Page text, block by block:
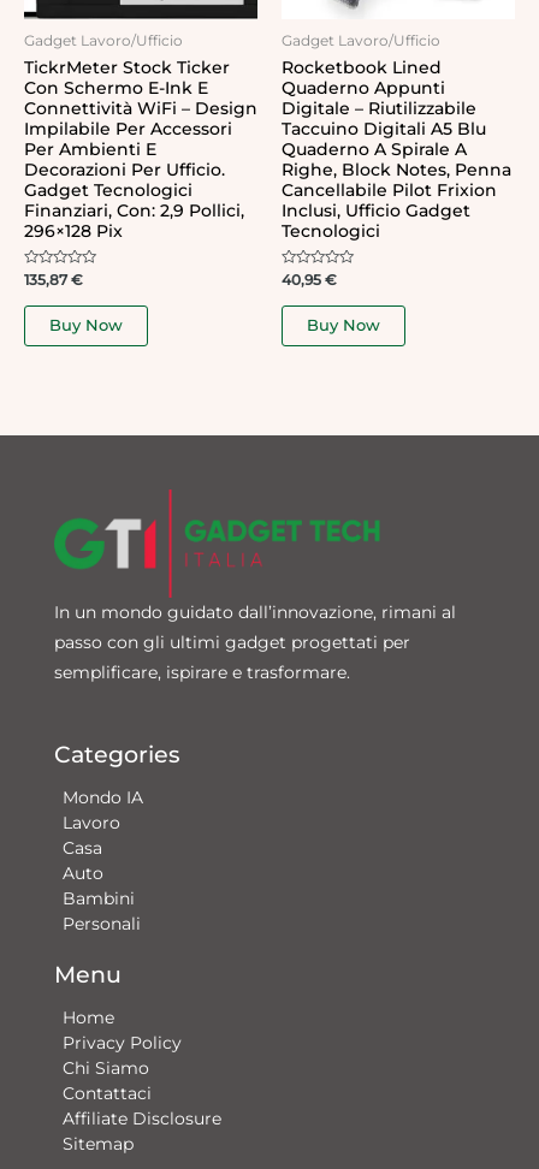
Gadget Lavoro/Ufficio
TickrMeter Stock Ticker
Con Schermo E-Ink E
Connettività WiFi – Design
Impilabile Per Accessori
Per Ambienti E
Decorazioni Per Ufficio.
Gadget Tecnologici
Finanziari, Con: 2,9 Pollici,
296×128 Pix
Rated
out
135,87€
Buy Now
Gadget Lavoro/Ufficio
Rocketbook Lined
Quaderno Appunti
Digitale – Riutilizzabile
Taccuino Digitali A5 Blu
Quaderno A Spirale A
Righe, Block Notes, Penna
Cancellabile Pilot Frixion
Inclusi, Ufficio Gadget
Tecnologici
Rated
out
40,95 €
Buy Now
In un mondo guidato dall’innovazione, rimani al
passo con gli ultimi gadget progettati per
semplificare, ispirare e trasformare.
Categories
Mondo IA
Lavoro
Casa
Auto
Bambini
Personali
Menu
Home
Privacy Policy
Chi Siamo
Contattaci​
Affiliate Disclosure
Sitemap